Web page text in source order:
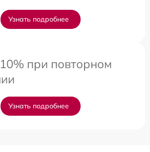
Узнать подробнее
при повторном
Узнать подробнее